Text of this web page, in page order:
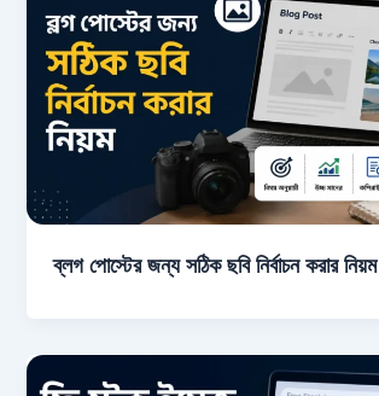
ব্লগ পোস্টের জন্য সঠিক ছবি নির্বাচন করার নিয়ম